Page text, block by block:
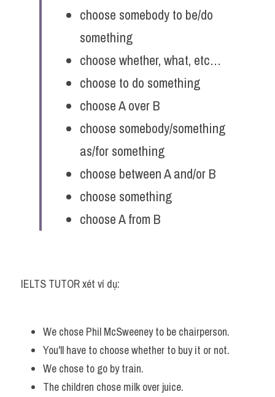
choose somebody to be/do
something
choose whether, what, etc…
choose to do something
choose A over B
choose somebody/something
as/for something
choose between A and/or B
choose something
choose A from B
IELTS TUTOR xét ví dụ:
We chose Phil McSweeney to be chairperson.
You'll have to choose whether to buy it or not.
We chose to go by train.
The children chose milk over juice.